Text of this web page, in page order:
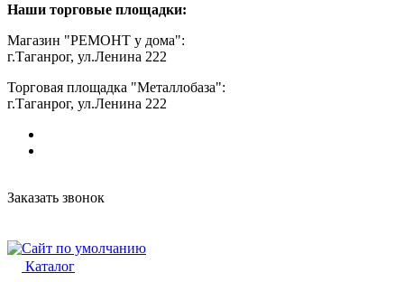
Наши торговые площадки:
Магазин "РЕМОНТ у дома":
г.Таганрог, ул.Ленина 222
Торговая площадка "Металлобаза":
г.Таганрог, ул.Ленина 222
Заказать звонок
Каталог